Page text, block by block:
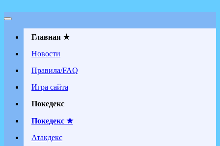
Главная ★
Новости
Правила/FAQ
Игра сайта
Покедекс
Покедекс ★
Атакдекс